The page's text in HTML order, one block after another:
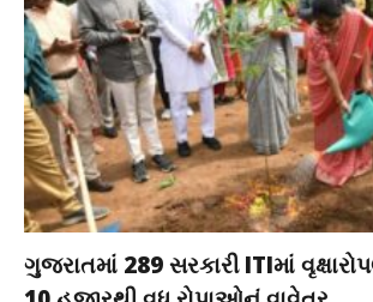
ગુજરાતમાં 289 સરકારી ITIમાં